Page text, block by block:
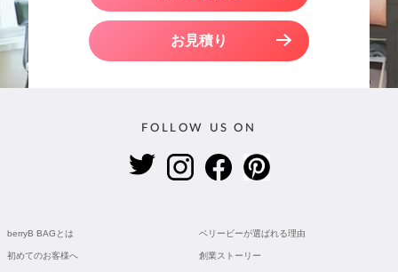
お見積り
FOLLOW US ON
berryB BAGとは ベリービーが選ばれる理由
初めてのお客様へ 創業ストーリー